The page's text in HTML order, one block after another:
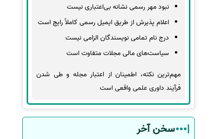
نبود مهر رسمی نشانه بی‌اعتباری نیست
اعلام پذیرش از طریق ایمیل رسمی کاملاً رایج است
درج نام تمامی نویسندگان الزامی نیست
سیاست‌های مالی مجلات متفاوت است
مهم‌ترین نکته، اطمینان از اعتبار مجله و طی شدن
فرآیند داوری علمی واقعی است
سخن آخر